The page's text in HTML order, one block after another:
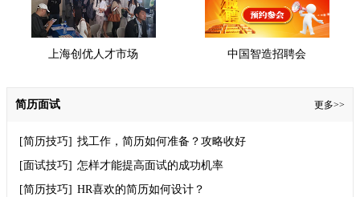
上海创优人才市场 中国智造招聘会
简历面试 更多>>
[简历技巧] 找工作，简历如何准备？攻略收好
[面试技巧] 怎样才能提高面试的成功机率
[简历技巧] HR喜欢的简历如何设计？